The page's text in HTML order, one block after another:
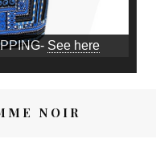
See here
NOIR